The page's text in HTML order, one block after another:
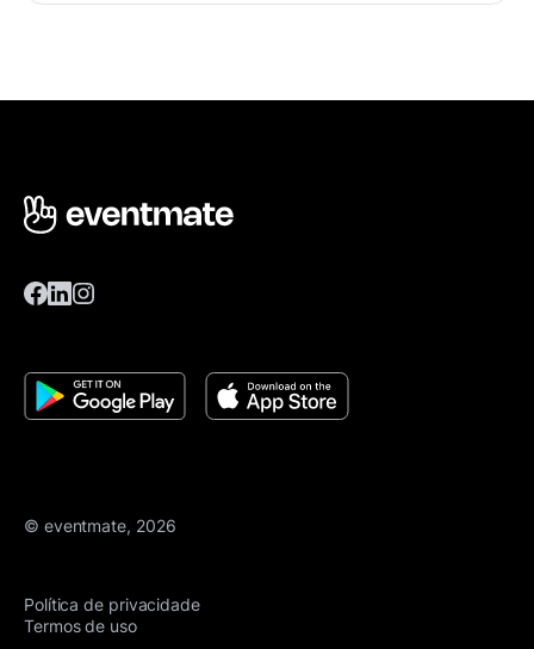
© eventmate, 2026
Política de privacidade
Termos de uso